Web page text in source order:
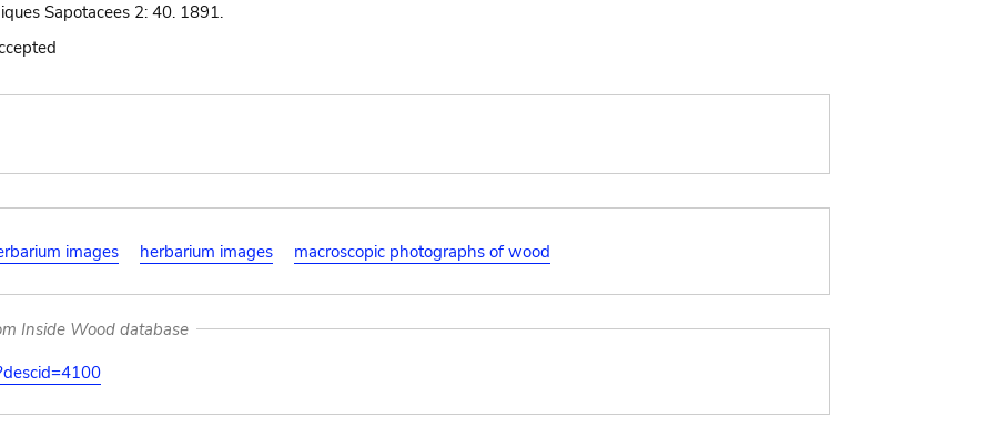
Sapotacees 2: 40. 1891.
images herbarium images macroscopic photographs of wood
Inside Wood database